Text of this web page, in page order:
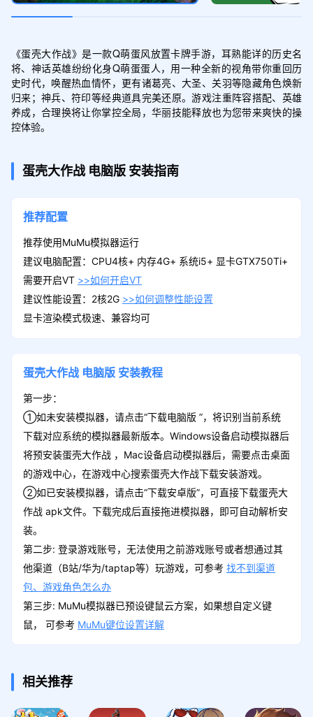
《蛋壳大作战》是一款Q萌蛋风放置卡牌手游，耳熟能详的历史名
将、神话英雄纷纷化身Q萌蛋蛋人，用一种全新的视角带你重回历
史时代，唤醒热血情怀，更有诸葛亮、大圣、关羽等隐藏角色焕新
归来；神兵、符印等经典道具完美还原。游戏注重阵容搭配、英雄
养成，合理换将让你掌控全局，华丽技能释放也为您带来爽快的操
控体验。
蛋壳大作战 电脑版 安装指南
推荐配置
推荐使用MuMu模拟器运行
建议电脑配置：CPU4核+ 内存4G+ 系统i5+ 显卡GTX750Ti+
需要开启VT >>如何开启VT
建议性能设置：2核2G >>如何调整性能设置
显卡渲染模式极速、兼容均可
蛋壳大作战 电脑版 安装教程
第一步：
①如未安装模拟器，请点击“下载电脑版 ”，将识别当前系统
下载对应系统的模拟器最新版本。Windows设备启动模拟器后
将预安装蛋壳大作战 ，Mac设备启动模拟器后，需要点击桌面
的游戏中心，在游戏中心搜索蛋壳大作战下载安装游戏。
②如已安装模拟器，请点击“下载安卓版”，可直接下载蛋壳大
作战 apk文件。下载完成后直接拖进模拟器，即可自动解析安
装。
第二步: 登录游戏账号，无法使用之前游戏账号或者想通过其
他渠道（B站/华为/taptap等）玩游戏，可参考 找不到渠道
包、游戏角色怎么办
第三步: MuMu模拟器已预设键鼠云方案，如果想自定义键
鼠， 可参考 MuMu键位设置详解
相关推荐